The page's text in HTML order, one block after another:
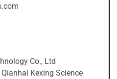
Co., Ltd
Kexing Science